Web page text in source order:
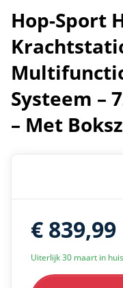
Hop-Sport
Systeem –
– Met
€ 839,99
Uiterlijk 30 maart in huis